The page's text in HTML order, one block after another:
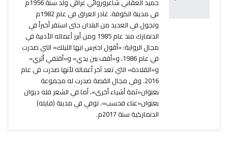
في مدينة الكوفة. غادر العراق في عام 1982م
وتجول في العديد من البلدان حتى استقر أخيراً في
الدنمارك منذ عام 1985 ومن أبرز أعماله الأدبية في
مجال الرواية: «أقول احترس ايها الليلك» التي صدرت
في عام 1986، و«أقف بين يدي» و«أقتفي أثري»
و«القلادة» التي تعد آخر أعماله لأنها صدرت في عام
2016. وفي مجال القصة صدرت له مجموعة
بعنوان«ثمة أشياء أخرى»، أما في الشعر فله ديوان
بعنوان«عناء فحسب». توفي في مدينة (فايله)
الدنماركية سنة 2017م.